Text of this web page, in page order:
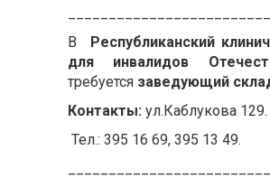
В Республиканский
для инвалидов
требуется заведующий
Контакты: ул.Каблукова 129.
Тел.: 395 16 69, 395 13 49.